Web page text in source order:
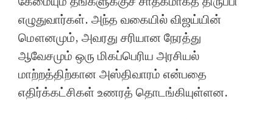
எழுதுவார்கள். அந்த வகையில் விஜய்யின்
மௌனமும், அவரது சரியான நேரத்து
ஆவேசமும் ஒரு மிகப்பெரிய அரசியல்
மாற்றத்திற்கான அஸ்திவாரம் என்பதை
எதிர்க்கட்சிகள் உணரத் தொடங்கியுள்ளன.